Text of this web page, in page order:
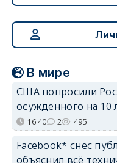
В мире
США попросили
осуждённого на 10
16:40 2 495
Facebook* снёс
объяснил всё